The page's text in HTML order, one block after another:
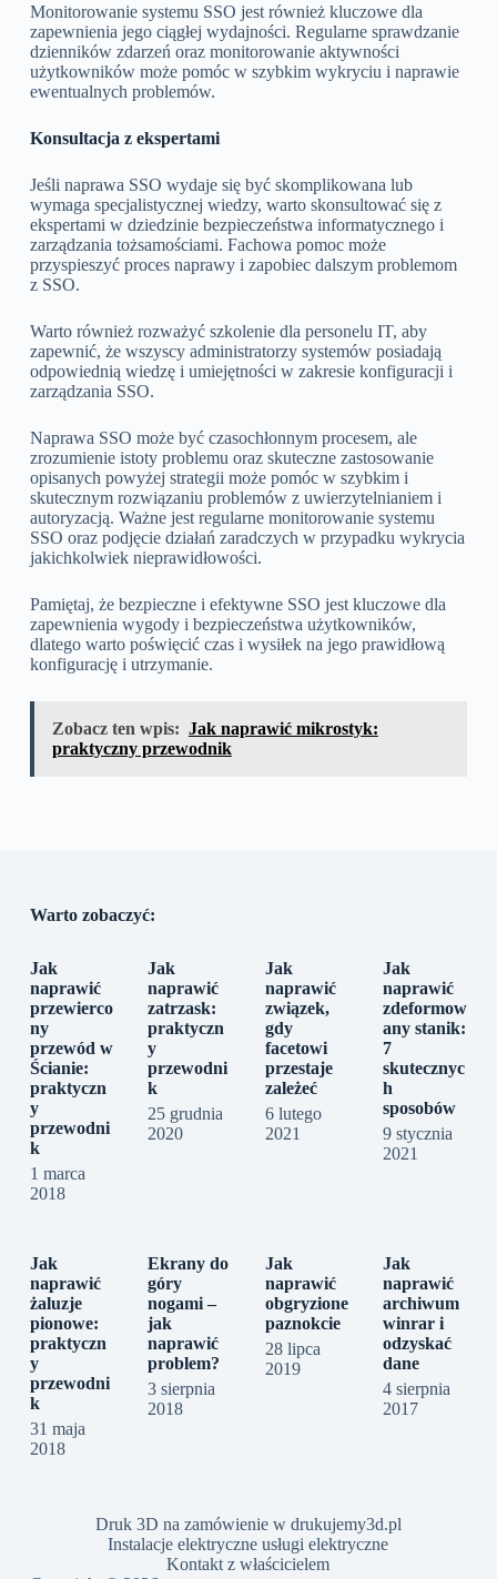
Monitorowanie systemu SSO jest również kluczowe dla
zapewnienia jego ciągłej wydajności. Regularne sprawdzanie
dzienników zdarzeń oraz monitorowanie aktywności
użytkowników może pomóc w szybkim wykryciu i naprawie
ewentualnych problemów.
Konsultacja z ekspertami
Jeśli naprawa SSO wydaje się być skomplikowana lub
wymaga specjalistycznej wiedzy, warto skonsultować się z
ekspertami w dziedzinie bezpieczeństwa informatycznego i
zarządzania tożsamościami. Fachowa pomoc może
przyspieszyć proces naprawy i zapobiec dalszym problemom
z SSO.
Warto również rozważyć szkolenie dla personelu IT, aby
zapewnić, że wszyscy administratorzy systemów posiadają
odpowiednią wiedzę i umiejętności w zakresie konfiguracji i
zarządzania SSO.
Naprawa SSO może być czasochłonnym procesem, ale
zrozumienie istoty problemu oraz skuteczne zastosowanie
opisanych powyżej strategii może pomóc w szybkim i
skutecznym rozwiązaniu problemów z uwierzytelnianiem i
autoryzacją. Ważne jest regularne monitorowanie systemu
SSO oraz podjęcie działań zaradczych w przypadku wykrycia
jakichkolwiek nieprawidłowości.
Pamiętaj, że bezpieczne i efektywne SSO jest kluczowe dla
zapewnienia wygody i bezpieczeństwa użytkowników,
dlatego warto poświęcić czas i wysiłek na jego prawidłową
konfigurację i utrzymanie.
Zobacz ten wpis: Jak naprawić mikrostyk:
praktyczny przewodnik
Warto zobaczyć:
Jak
naprawić
przewierco
ny
przewód w
Ścianie:
praktyczn
y
przewodni
k
1 marca
2018
Jak
naprawić
zatrzask:
praktyczn
y
przewodni
k
25 grudnia
2020
Jak
naprawić
związek,
gdy
facetowi
przestaje
zależeć
6 lutego
2021
Jak
naprawić
zdeformow
any stanik:
7
skutecznyc
h
sposobów
9 stycznia
2021
Jak
naprawić
żaluzje
pionowe:
praktyczn
y
przewodni
k
31 maja
2018
Ekrany do
góry
nogami –
jak
naprawić
problem?
3 sierpnia
2018
Jak
naprawić
obgryzione
paznokcie
28 lipca
2019
Jak
naprawić
archiwum
winrar i
odzyskać
dane
4 sierpnia
2017
Druk 3D na zamówienie w drukujemy3d.pl
Instalacje elektryczne usługi elektryczne
Kontakt z właścicielem